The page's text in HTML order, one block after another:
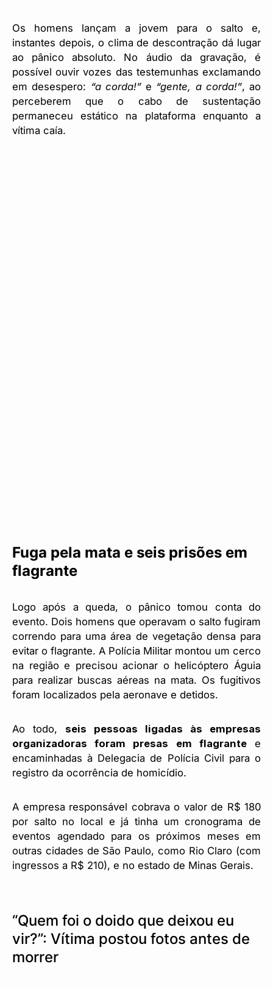
Os homens lançam a jovem para o salto e,
instantes depois, o clima de descontração dá lugar
ao pânico absoluto. No áudio da gravação, é
possível ouvir vozes das testemunhas exclamando
em desespero: “a corda!”e “gente, a corda!”, ao
perceberem que o cabo de sustentação
permaneceu estático na plataforma enquanto a
vítima caía.
Fuga pela mata e seis prisões em
flagrante
Logo após a queda, o pânico tomou conta do
evento. Dois homens que operavam o salto fugiram
correndo para uma área de vegetação densa para
evitar o flagrante. A Polícia Militar montou um cerco
na região e precisou acionar o helicóptero Águia
para realizar buscas aéreas na mata. Os fugitivos
foram localizados pela aeronave e detidos.
Ao todo, seis pessoas ligadas às empresas
organizadoras foram presas em flagrantee
encaminhadas à Delegacia de Polícia Civil para o
registro da ocorrência de homicídio.
A empresa responsável cobrava o valor de R$ 180
por salto no local e já tinha um cronograma de
eventos agendado para os próximos meses em
outras cidades de São Paulo, como Rio Claro (com
ingressos a R$ 210), e no estado de Minas Gerais.
“Quem foi o doido que deixou eu
vir?”: Vítima postou fotos antes de
morrer